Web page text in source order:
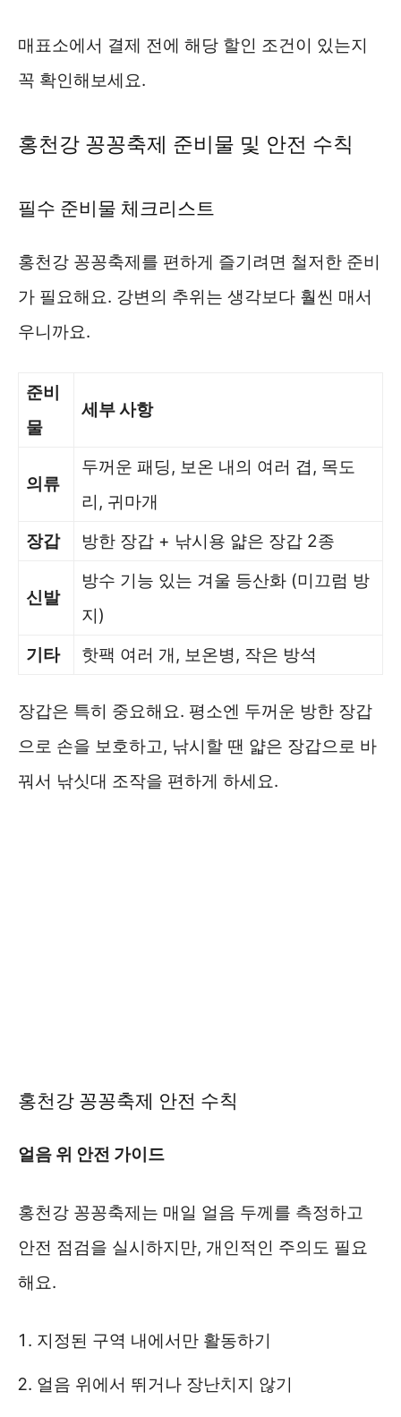
매표소에서 결제 전에 해당 할인 조건이 있는지
꼭 확인해보세요.
홍천강 꽁꽁축제 준비물 및 안전 수칙
필수 준비물 체크리스트
홍천강 꽁꽁축제를 편하게 즐기려면 철저한 준비
가 필요해요. 강변의 추위는 생각보다 훨씬 매서
우니까요.
준비
물
세부 사항
의류
두꺼운 패딩, 보온 내의 여러 겹, 목도
리, 귀마개
장갑
방한 장갑 + 낚시용 얇은 장갑 2종
신발
방수 기능 있는 겨울 등산화 (미끄럼 방
지)
기타
핫팩 여러 개, 보온병, 작은 방석
장갑은 특히 중요해요. 평소엔 두꺼운 방한 장갑
으로 손을 보호하고, 낚시할 땐 얇은 장갑으로 바
꿔서 낚싯대 조작을 편하게 하세요.
홍천강 꽁꽁축제 안전 수칙
얼음 위 안전 가이드
홍천강 꽁꽁축제는 매일 얼음 두께를 측정하고
안전 점검을 실시하지만, 개인적인 주의도 필요
해요.
지정된 구역 내에서만 활동하기
얼음 위에서 뛰거나 장난치지 않기